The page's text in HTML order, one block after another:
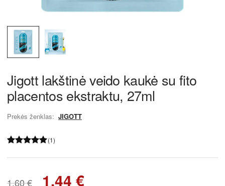
Jigott lakštinė veido kaukė su fito
placentos ekstraktu, 27ml
Prekės ženklas: JIGOTT
5.00iš 5
)
(1)
1,60€ 1,44€